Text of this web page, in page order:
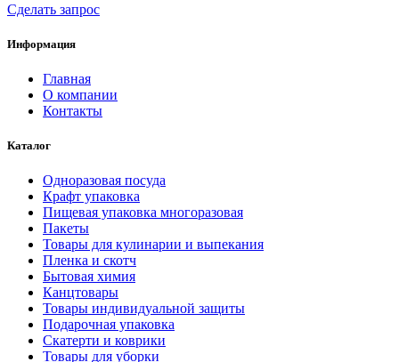
Сделать запрос
Информация
Главная
О компании
Контакты
Каталог
Одноразовая посуда
Крафт упаковка
Пищевая упаковка многоразовая
Пакеты
Товары для кулинарии и выпекания
Пленка и скотч
Бытовая химия
Канцтовары
Товары индивидуальной защиты
Подарочная упаковка
Скатерти и коврики
Товары для уборки